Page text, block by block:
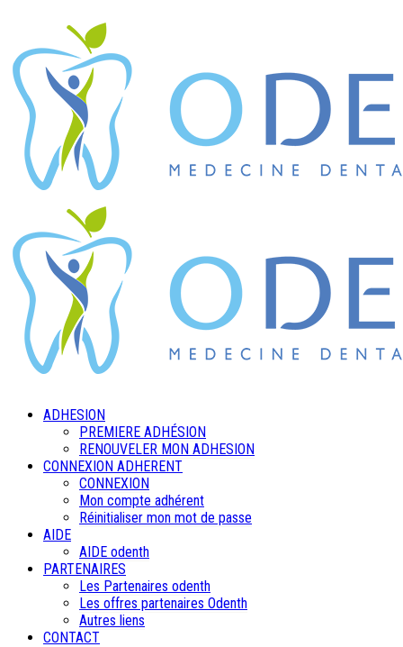
ADHESION
PREMIERE ADHÉSION
RENOUVELER MON ADHESION
CONNEXION ADHERENT
CONNEXION
Mon compte adhérent
Réinitialiser mon mot de passe
AIDE
AIDE odenth
PARTENAIRES
Les Partenaires odenth
Les offres partenaires Odenth
Autres liens
CONTACT